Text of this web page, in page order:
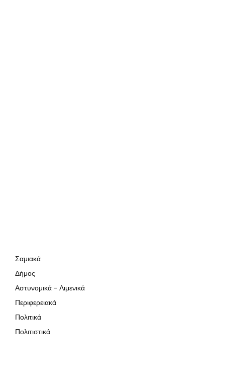
Σαμιακά
Δήμος
Αστυνομικά – Λιμενικά
Περιφερειακά
Πολιτικά
Πολιτιστικά